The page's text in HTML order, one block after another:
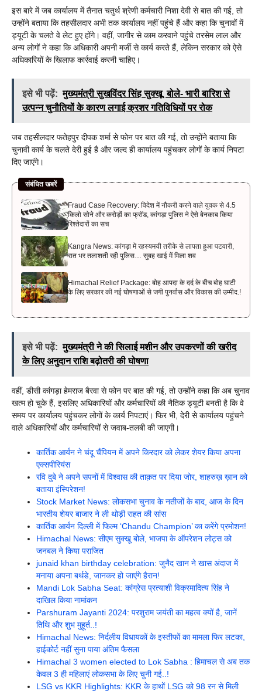
इस बारे में जब कार्यालय में तैनात चतुर्थ श्रेणी कर्मचारी निशा देवी से बात की गई, तो
उन्होंने बताया कि तहसीलदार अभी तक कार्यालय नहीं पहुंचे हैं और कहा कि चुनावों में
ड्यूटी के चलते वे लेट हुए होंगे। वहीं, जागीर से काम करवाने पहुंचे तरसेम लाल और
अन्य लोगों ने कहा कि अधिकारी अपनी मर्जी से कार्य करते हैं, लेकिन सरकार को ऐसे
अधिकारियों के खिलाफ कार्रवाई करनी चाहिए।
इसे भी पढ़ें: मुख्यमंत्री सुखविंदर सिंह सुक्खू बोले- भारी बारिश से
उत्पन्न चुनौतियों के कारण लगाई क्रशर गतिविधियों पर रोक
जब तहसीलदार फतेहपुर दीपक शर्मा से फोन पर बात की गई, तो उन्होंने बताया कि
चुनावी कार्य के चलते देरी हुई है और जल्द ही कार्यालय पहुंचकर लोगों के कार्य निपटा
दिए जाएंगे।
संबंधित खबरें
Fraud Case Recovery: विदेश में नौकरी करने वाले युवक से 4.5
किलो सोने और करोड़ों का फ्रॉड, कांगड़ा पुलिस ने ऐसे बेनकाब किया
रिश्तेदारों का सच
Kangra News: कांगड़ा में रहस्यमयी तरीके से लापता हुआ पटवारी,
रात भर तलाशती रही पुलिस… सुबह खाई में मिला शव
Himachal Relief Package: बोह आपदा के दर्द के बीच बोह घाटी
के लिए सरकार की नई घोषणाओं से जगी पुनर्वास और विकास की उम्मीद.!
इसे भी पढ़ें: मुख्यमंत्री ने की सिलाई मशीन और उपकरणों की खरीद
के लिए अनुदान राशि बढ़ोतरी की घोषणा
वहीं, डीसी कांगड़ा हेमराज बैरवा से फोन पर बात की गई, तो उन्होंने कहा कि अब चुनाव
खत्म हो चुके हैं, इसलिए अधिकारियों और कर्मचारियों की नैतिक ड्यूटी बनती है कि वे
समय पर कार्यालय पहुंचकर लोगों के कार्य निपटाएं। फिर भी, देरी से कार्यालय पहुंचने
वाले अधिकारियों और कर्मचारियों से जवाब-तलबी की जाएगी।
कार्तिक आर्यन ने चंदू चैंपियन में अपने किरदार को लेकर शेयर किया अपना
एक्सपीरियंस
रवि दुबे ने अपने सपनों में विश्वास की ताक़त पर दिया जोर, शाहरुख़ ख़ान को
बताया इंस्पिरेशन!
Stock Market News: लोकसभा चुनाव के नतीजों के बाद, आज के दिन
भारतीय शेयर बाजार ने ली थोड़ी राहत की सांस
कार्तिक आर्यन दिल्ली में फिल्म ‘Chandu Champion’ का करेंगे प्रमोशन!
Himachal News: सीएम सुक्खू बोले, भाजपा के ऑपरेशन लोट्स को
जनबल ने किया पराजित
junaid khan birthday celebration: जुनैद खान ने खास अंदाज में
मनाया अपना बर्थडे, जानकर हो जाएंगे हैरान!
Mandi Lok Sabha Seat: कांग्रेस प्रत्याशी विक्रमादित्य सिंह ने
दाखिल किया नामांकन
Parshuram Jayanti 2024: परशुराम जयंती का महत्व क्यों है, जानें
तिथि और शुभ मुहूर्त..!
Himachal News: निर्दलीय विधायकों के इस्तीफों का मामला फिर लटका,
हाईकोर्ट नहीं सुना पाया अंतिम फैसला
Himachal 3 women elected to Lok Sabha : हिमाचल से अब तक
केवल 3 ही महिलाएं लोकसभा के लिए चुनी गई..!
LSG vs KKR Highlights: KKR के हाथों LSG को 98 रन से मिली